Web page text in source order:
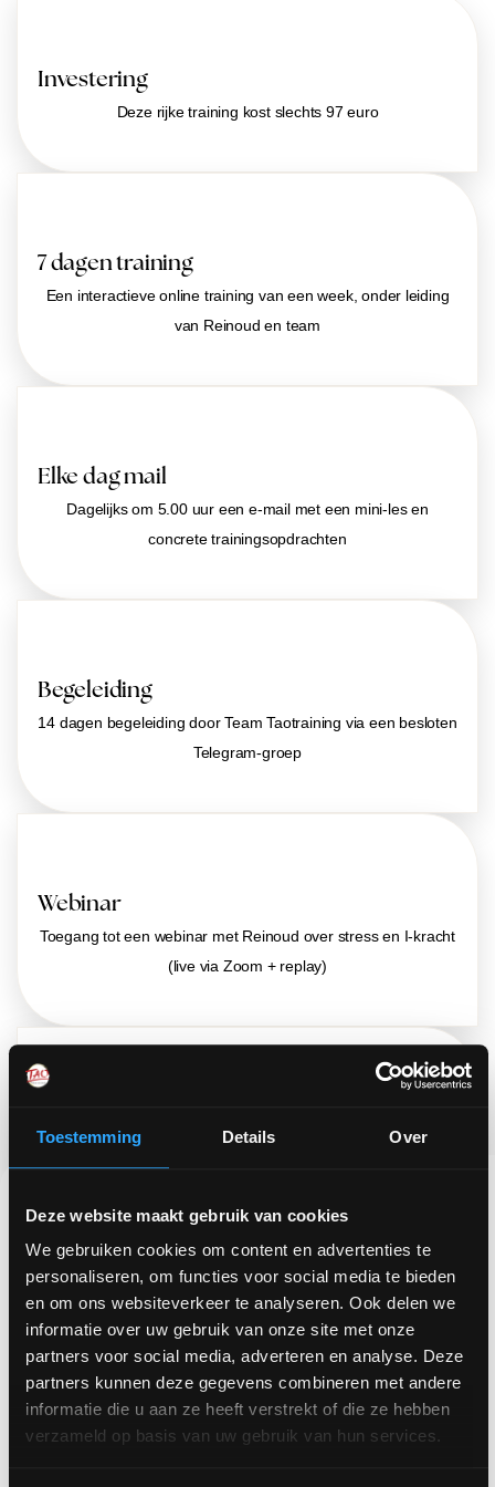
Toestemming Details Over
Deze website maakt gebruik van cookies
We gebruiken cookies om content en advertenties te
personaliseren, om functies voor social media te bieden
en om ons websiteverkeer te analyseren. Ook delen we
informatie over uw gebruik van onze site met onze
partners voor social media, adverteren en analyse. Deze
partners kunnen deze gegevens combineren met andere
informatie die u aan ze heeft verstrekt of die ze hebben
verzameld op basis van uw gebruik van hun services.
Investering
Deze rijke training kost slechts 97 euro
7 dagen training
Een interactieve online training van een week, onder leiding
van Reinoud en team
Elke dag mail
Dagelijks om 5.00 uur een e-mail met een mini-les en
concrete trainingsopdrachten
Begeleiding
14 dagen begeleiding door Team Taotraining via een besloten
Telegram-groep
Webinar
Toegang tot een webinar met Reinoud over stress en I-kracht
(live via Zoom + replay)
Stel al je vragen tijdens een Q&A met Reinoud
Wat de I-kracht
anderen bracht